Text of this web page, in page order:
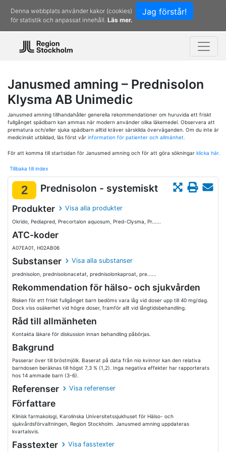
Jag förstår!
Denna webbplats använder kakor (cookies)
för statistik och anpassat innehåll. Läs mer.
Janusmed amning – Prednisolon
Klysma AB Unimedic
Janusmed amning tillhandahåller generella rekommendationer om huruvida ett friskt
fullgånget spädbarn kan ammas när modern använder olika läkemedel. Observera att
prematura och/eller sjuka spädbarn alltid kräver särskilda överväganden. Om du inte är
medicinskt utbildad, läs först vår information för patienter och allmänhet.
För att komma till startsidan för Janusmed amning och för att göra sökningar klicka här.
Tillbaka till index
2 Prednisolon - systemiskt
Produkter Visa alla produkter
Okrido, Pediapred, Precortalon aquosum, Pred-Clysma, Pr......
ATC-koder
A07EA01, H02AB06
Substanser Visa alla substanser
prednisolon, prednisolonacetat, prednisolonkaproat, pre......
Rekommendation för hälso- och sjukvården
Risken för ett friskt fullgånget barn bedöms vara låg vid doser upp till 40 mg/dag.
Dock viss osäkerhet vid högre doser, framför allt vid långtidsbehandling.
Råd till allmänheten
Kontakta läkare för diskussion innan behandling påbörjas.
Bakgrund
Passerar över till bröstmjölk. Baserat på data från nio kvinnor kan den relativa
barndosen beräknas till högst 7,3 % (1,2). Inga negativa effekter har rapporterats
hos 14 ammade barn (3-6).
Referenser Visa referenser
Författare
Klinisk farmakologi, Karolinska Universitetssjukhuset för Hälso- och
sjukvårdsförvaltningen, Region Stockholm. Janusmed amning uppdateras
kvartalsvis.
Fasstexter Visa fasstexter